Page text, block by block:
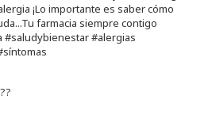
¡Lo importante es saber cómo
farmacia siempre contigo
#saludybienestar #alergias